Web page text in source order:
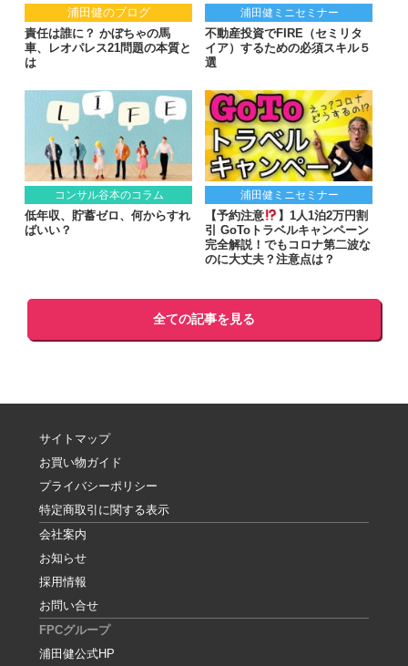
浦田健のブログ
責任は誰に？ かぼちゃの馬
車、レオパレス21問題の本質と
は
浦田健ミニセミナー
不動産投資でFIRE（セミリタ
イア）するための必須スキル５
選
コンサル谷本のコラム
低年収、貯蓄ゼロ、何からすれ
ばいい？
浦田健ミニセミナー
【予約注意
】1人1泊2万円割
引 GoToトラベルキャンペーン
完全解説！でもコロナ第二波な
のに大丈夫？注意点は？
全ての記事を見る
サイトマップ
お買い物ガイド
プライバシーポリシー
特定商取引に関する表示
会社案内
お知らせ
採用情報
お問い合せ
FPCグループ
浦田健公式HP